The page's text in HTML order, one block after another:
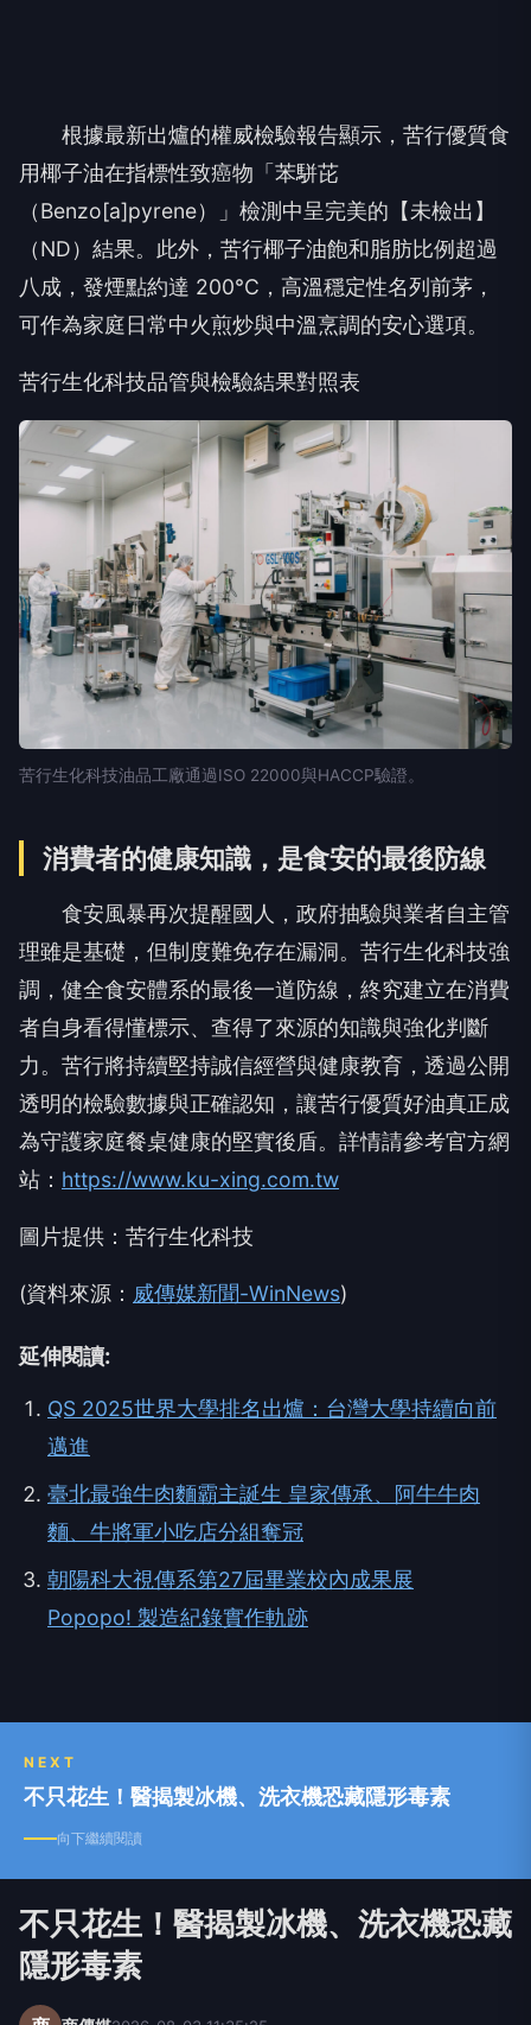
根據最新出爐的權威檢驗報告顯示，苦行優質食
用椰子油在指標性致癌物「苯駢芘
（Benzo[a]pyrene）」檢測中呈完美的【未檢出】
（ND）結果。此外，苦行椰子油飽和脂肪比例超過
八成，發煙點約達 200°C，高溫穩定性名列前茅，
可作為家庭日常中火煎炒與中溫烹調的安心選項。
苦行生化科技品管與檢驗結果對照表
苦行生化科技油品工廠通過ISO 22000與HACCP驗證。
消費者的健康知識，是食安的最後防線
食安風暴再次提醒國人，政府抽驗與業者自主管
理雖是基礎，但制度難免存在漏洞。苦行生化科技強
調，健全食安體系的最後一道防線，終究建立在消費
者自身看得懂標示、查得了來源的知識與強化判斷
力。苦行將持續堅持誠信經營與健康教育，透過公開
透明的檢驗數據與正確認知，讓苦行優質好油真正成
為守護家庭餐桌健康的堅實後盾。詳情請參考官方網
站： https://www.ku-xing.com.tw
圖片提供：苦行生化科技
(資料來源： 威傳媒新聞-WinNews)
延伸閱讀:
QS 2025世界大學排名出爐：台灣大學持續向前
邁進
臺北最強牛肉麵霸主誕生 皇家傳承、阿牛牛肉
麵、牛將軍小吃店分組奪冠
朝陽科大視傳系第27屆畢業校內成果展
Popopo! 製造紀錄實作軌跡
NEXT
不只花生！醫揭製冰機、洗衣機恐藏隱形毒素
向下繼續閱讀
不只花生！醫揭製冰機、洗衣機恐藏
隱形毒素